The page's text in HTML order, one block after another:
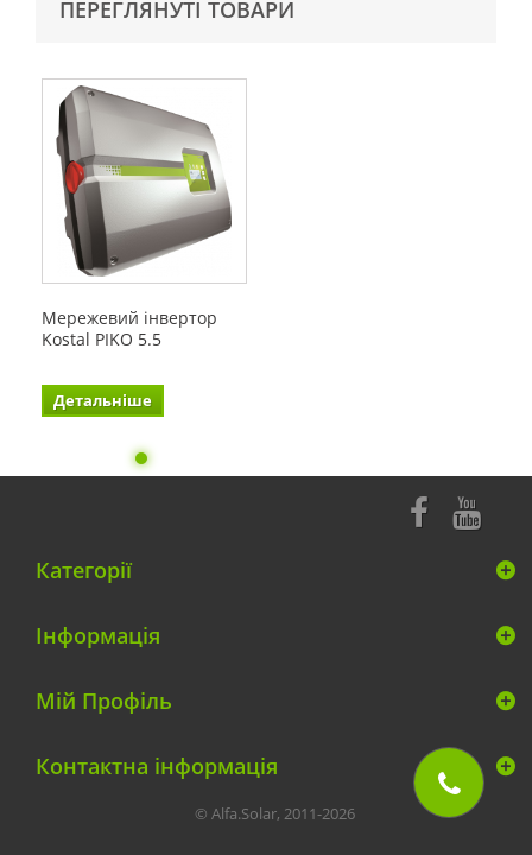
ПЕРЕГЛЯНУТІ ТОВАРИ
Мережевий інвертор
Kostal PIKO 5.5
Детальніше
Категорії
Інформація
Мій Профіль
Контактна інформація
© Alfa.Solar, 2011-2026